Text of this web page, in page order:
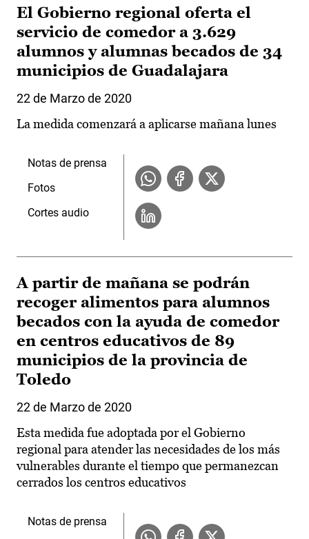
El Gobierno regional oferta el
servicio de comedor a 3.629
alumnos y alumnas becados de 34
municipios de Guadalajara
22 de Marzo de 2020
La medida comenzará a aplicarse mañana lunes
Notas de prensa
Fotos
Cortes audio
A partir de mañana se podrán
recoger alimentos para alumnos
becados con la ayuda de comedor
en centros educativos de 89
municipios de la provincia de
Toledo
22 de Marzo de 2020
Esta medida fue adoptada por el Gobierno
regional para atender las necesidades de los más
vulnerables durante el tiempo que permanezcan
cerrados los centros educativos
Notas de prensa